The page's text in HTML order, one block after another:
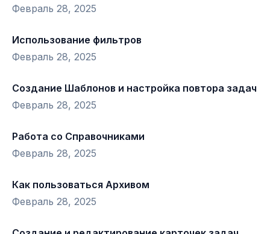
Февраль 28, 2025
Использование фильтров
Февраль 28, 2025
Создание Шаблонов и настройка повтора задач
Февраль 28, 2025
Работа со Справочниками
Февраль 28, 2025
Как пользоваться Архивом
Февраль 28, 2025